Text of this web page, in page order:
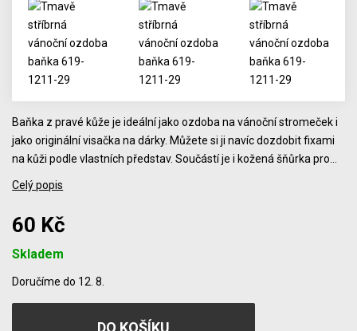
Baňka z pravé kůže je ideální jako ozdoba na vánoční stromeček i
jako originální visačka na dárky. Můžete si ji navíc dozdobit fixami
na kůži podle vlastních představ. Součástí je i kožená šňůrka pro…
Celý popis
60 Kč
Skladem
Doručíme do 12. 8.